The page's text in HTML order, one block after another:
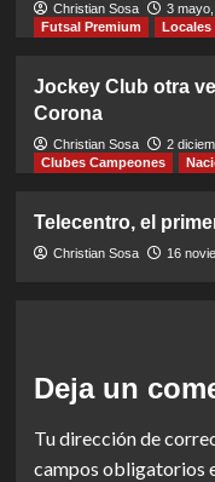
Christian Sosa 3
Futsal Premium
Locales
Jockey Club otra
Corona
Christian Sosa 2
Clubes Campeones
Telecentro, el
Christian Sosa 16
Deja un
Tu dirección de
campos obligatorios